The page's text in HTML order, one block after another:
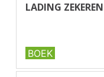
LADING ZEKEREN
BOEK